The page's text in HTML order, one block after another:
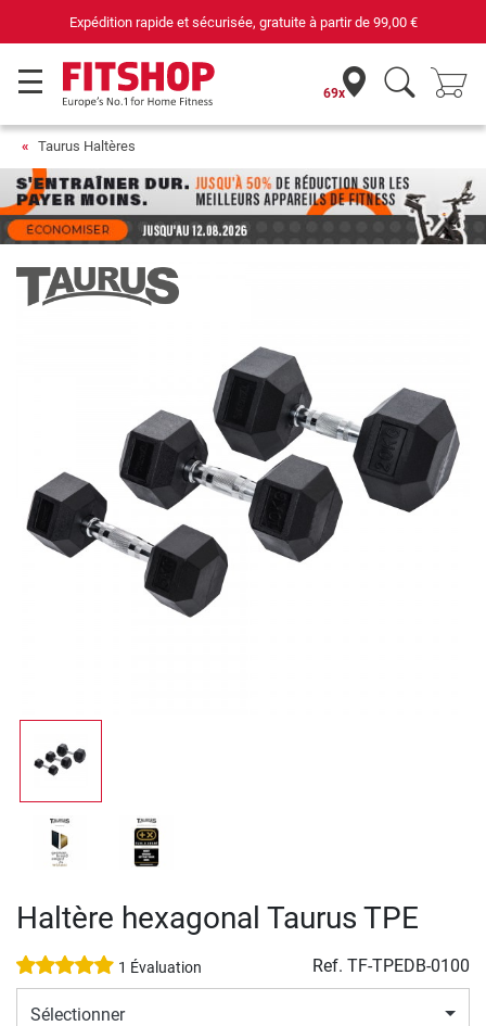
Expédition rapide et sécurisée, gratuite à partir de 99,00 €
69x
Taurus Haltères
Haltère hexagonal Taurus TPE
1 Évaluation Ref. TF-TPEDB-0100
Sélectionner